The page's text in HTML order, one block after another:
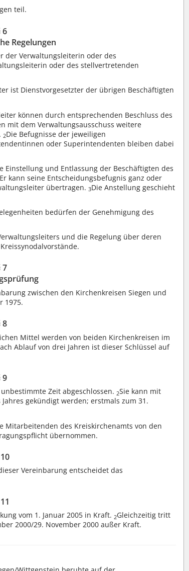
teil.
6
Regelungen
der Verwaltungsleiterin oder des
oder des stellvertretenden
ist Dienstvorgesetzter der übrigen Beschäftigten
können durch entsprechenden Beschluss des
mit dem Verwaltungsausschuss weitere
2Die Befugnisse der jeweiligen
oder Superintendenten bleiben dabei
Einstellung und Entlassung der Beschäftigten des
Er kann seine Entscheidungsbefugnis ganz oder
übertragen.3Die Anstellung geschieht
bedürfen der Genehmigung des
und die Regelung über deren
7
zwischen den Kirchenkreisen Siegen und
1975.
8
Mittel werden von beiden Kirchenkreisen im
Ablauf von drei Jahren ist dieser Schlüssel auf
9
Zeit abgeschlossen. 2Sie kann mit
gekündigt werden; erstmals zum 31.
Mitarbeitenden des Kreiskirchenamts von den
übernommen.
Vereinbarung entscheidet das
vom 1. Januar 2005 in Kraft. 2Gleichzeitig tritt
2000/29. November 2000 außer Kraft.